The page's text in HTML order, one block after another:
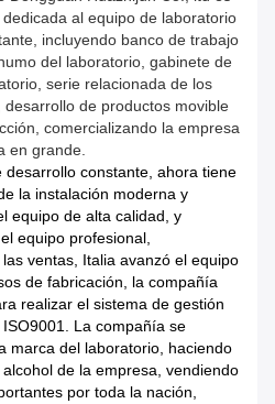
al equipo de laboratorio
incluyendo banco de trabajo
del laboratorio, gabinete de
serie relacionada de los
de productos movible
comercializando la empresa
en grande.
desarrollo constante, ahora tiene
la instalación moderna y
equipo de alta calidad, y
equipo profesional,
ventas, Italia avanzó el equipo
de fabricación, la compañía
realizar el sistema de gestión
La compañía se
marca del laboratorio, haciendo
de la empresa, vendiendo
por toda la nación,